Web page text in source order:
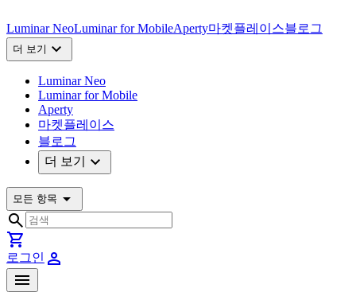
Luminar NeoLuminar for MobileAperty마켓플레이스블로그
더 보기 expand_more
Luminar Neo
Luminar for Mobile
Aperty
마켓플레이스
블로그
더 보기
expand_more
모든 항목 arrow_drop_down
search
shopping_cart
로그인 person
menu